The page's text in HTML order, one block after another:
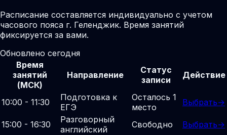
Расписание составляется индивидуально с учетом
часового пояса г. Геленджик. Время занятий
фиксируется за вами.
Обновлено сегодня
Время
занятий
(МСК)
Направление
Статус
записи
Действие
10:00 - 11:30
Подготовка к
ЕГЭ
Осталось 1
место
Выбрать→
15:00 - 16:30
Разговорный
английский
Свободно Выбрать→